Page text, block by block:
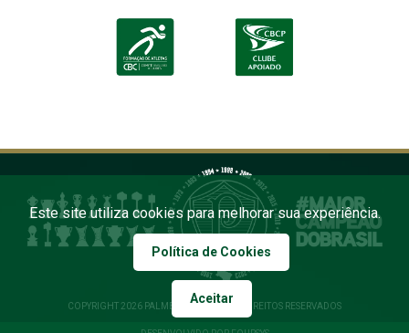
COPYRIGHT 2026 PALMEIRAS. TODOS OS DIREITOS RESERVADOS
Este site utiliza cookies para melhorar sua experiência.
Política de Cookies
Aceitar